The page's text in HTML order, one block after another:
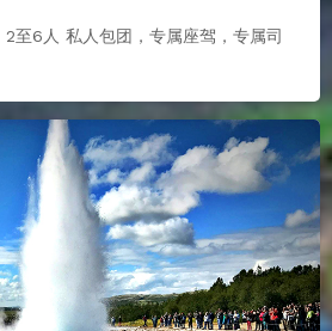
至6人 私人包团，专属座驾，专属司